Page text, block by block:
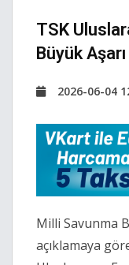
TSK
Büyük
2026-06-04
Milli Savunma
açıklamaya